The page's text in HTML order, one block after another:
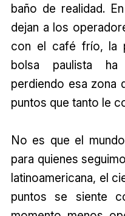
baño de realidad.
dejan a los
con el café frío, la
bolsa paulista
perdiendo esa zona
puntos que tanto le
No es que el
para quienes
latinoamericana, el
puntos se siente